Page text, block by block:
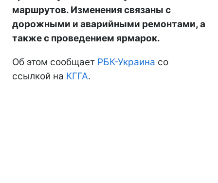
маршрутов. Изменения связаны с
дорожными и аварийными ремонтами, а
также с проведением ярмарок.
Об этом сообщает РБК-Украина со
ссылкой на КГГА.